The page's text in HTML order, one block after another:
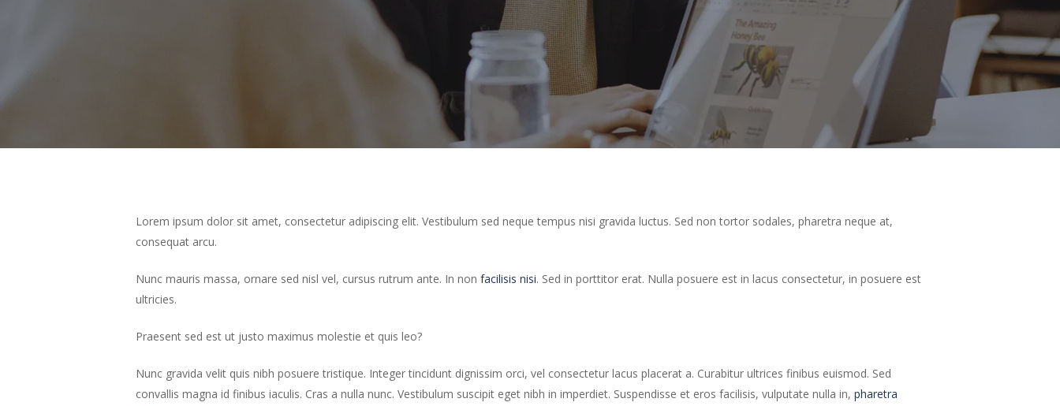
Lorem ipsum dolor sit amet, consectetur adipiscing elit. Vestibulum sed neque tempus nisi gravida luctus. Sed non tortor sodales, pharetra neque at,
consequat arcu.
Nunc mauris massa, ornare sed nisl vel, cursus rutrum ante. In non facilisis nisi. Sed in porttitor erat. Nulla posuere est in lacus consectetur, in posuere est
ultricies.
Praesent sed est ut justo maximus molestie et quis leo?
Nunc gravida velit quis nibh posuere tristique. Integer tincidunt dignissim orci, vel consectetur lacus placerat a. Curabitur ultrices finibus euismod. Sed
convallis magna id finibus iaculis. Cras a nulla nunc. Vestibulum suscipit eget nibh in imperdiet. Suspendisse et eros facilisis, vulputate nulla in, pharetra